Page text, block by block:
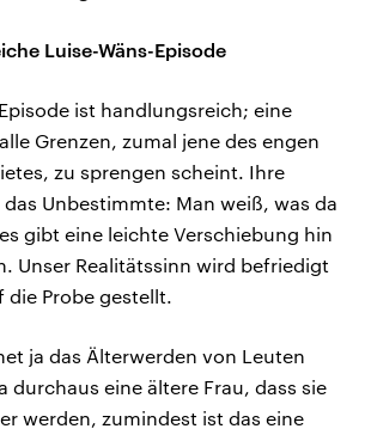
Luise-Wäns-Episode
ist handlungsreich; eine
Grenzen, zumal jene des engen
zu sprengen scheint. Ihre
Unbestimmte: Man weiß, was da
gibt eine leichte Verschiebung hin
Unser Realitätssinn wird befriedigt
die Probe gestellt.
ja das Älterwerden von Leuten
durchaus eine ältere Frau, dass sie
werden, zumindest ist das eine